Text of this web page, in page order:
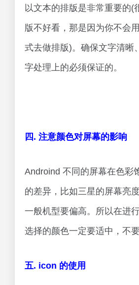
以文本的排版是非常重要的(
版不好看，那是因为你不会
式去做排版)。确保文字清晰
字处理上的必须保证的。
四. 注意颜色对屏幕的影响
Androind 不同的屏幕在色彩
的差异，比如三星的屏幕亮
一般机型要偏高。所以在进
选择的颜色一定要适中，不要
五. icon 的使用